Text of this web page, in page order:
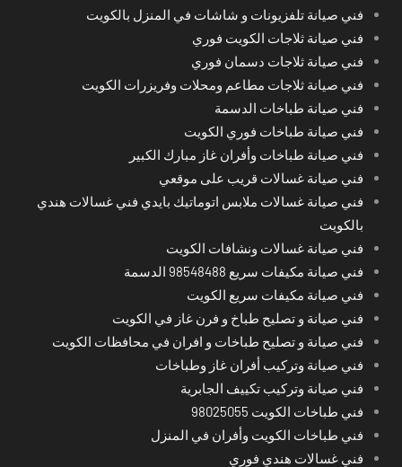
فني صيانة تلفزيونات و شاشات في المنزل بالكويت
فني صيانة ثلاجات الكويت فوري
فني صيانة ثلاجات دسمان فوري
فني صيانة ثلاجات مطاعم ومحلات وفريزرات الكويت
فني صيانة طباخات الدسمة
فني صيانة طباخات فوري الكويت
فني صيانة طباخات وأفران غاز مبارك الكبير
فني صيانة غسالات قريب على موقعي
فني صيانة غسالات ملابس اتوماتيك بايدي فني غسالات هندي
بالكويت
فني صيانة غسالات ونشافات الكويت
فني صيانة مكيفات سريع 98548488 الدسمة
فني صيانة مكيفات سريع الكويت
فني صيانة و تصليح طباخ و فرن غاز في الكويت
فني صيانة و تصليح طباخات و افران في محافظات الكويت
فني صيانة وتركيب أفران غاز وطباخات
فني صيانة وتركيب تكييف الجابرية
فني طباخات الكويت 98025055
فني طباخات الكويت وأفران في المنزل
فني غسالات هندي فوري